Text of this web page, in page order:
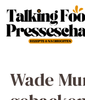
Inhalt
springen
Wade